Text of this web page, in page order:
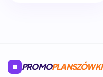
PROMOPLANSZÓWKI